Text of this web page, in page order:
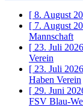
[ 8. August
[ 7. August
Mannschaft
[ 23. Juli
Verein
[ 23. Juli
Haben Verein
[ 29. Juni
FSV Blau-